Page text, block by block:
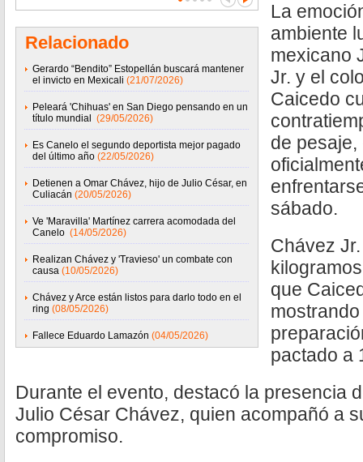
Relacionado
Gerardo “Bendito” Estopellán buscará mantener
el invicto en Mexicali (21/07/2026)
Peleará 'Chihuas' en San Diego pensando en un
título mundial
(29/05/2026)
Es Canelo el segundo deportista mejor pagado
del último año (22/05/2026)
Detienen a Omar Chávez, hijo de Julio César, en
Culiacán (20/05/2026)
Ve 'Maravilla' Martínez carrera acomodada del
Canelo (14/05/2026)
Realizan Chávez y 'Travieso' un combate con
causa (10/05/2026)
Chávez y Arce están listos para darlo todo en el
ring (08/05/2026)
Fallece Eduardo Lamazón (04/05/2026)
La
ambiente
mexicano
Jr. y el
Caicedo
de
sábado.
Chávez
que
pactado a
Durante el evento, destacó la presencia
Julio César Chávez, quien acompañó a
compromiso.